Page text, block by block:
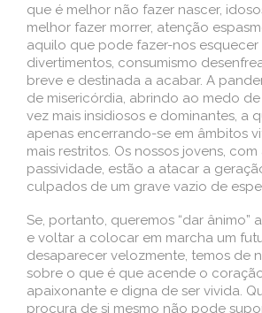
que é melhor não fazer nascer,
melhor fazer morrer, atenção
aquilo que pode fazer-nos esquecer
divertimentos, consumismo
breve e destinada a acabar. A
de misericórdia, abrindo ao medo
vez mais insidiosos e dominantes, a
apenas encerrando-se em âmbitos
mais restritos. Os nossos jovens,
passividade, estão a atacar a
culpados de um grave vazio de
Se, portanto, queremos “dar ânimo”
e voltar a colocar em marcha um
desaparecer velozmente, temos de
sobre o que é que acende o
apaixonante e digna de ser vivida.
procura de si mesmo não pode